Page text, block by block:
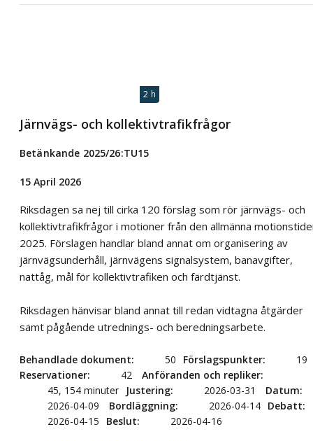
2 h
Järnvägs- och kollektivtrafikfrågor
Betänkande 2025/26:TU15
15 April 2026
Riksdagen sa nej till cirka 120 förslag som rör järnvägs- och
kollektivtrafikfrågor i motioner från den allmänna
2025. Förslagen handlar bland annat om organisering av
järnvägsunderhåll, järnvägens signalsystem, banavgifter,
nattåg, mål för kollektivtrafiken och färdtjänst.
Riksdagen hänvisar bland annat till redan vidtagna åtgärder
samt pågående utrednings- och beredningsarbete.
Behandlade dokument 50 Förslagspunkter
19
Reservationer
42
Anföranden och repliker
45, 154 minuter
Justering 2026-03-31
Datum
2026-04-09
Bordläggning 2026-04-14 Debatt
2026-04-15
Beslut 2026-04-16